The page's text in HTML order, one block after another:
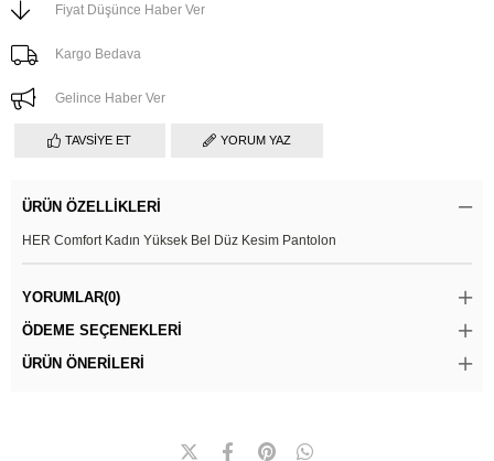
Fiyat Düşünce Haber Ver
Kargo Bedava
Gelince Haber Ver
TAVSIYE ET YORUM YAZ
ÜRÜN ÖZELLIKLERI
HER Comfort Kadın Yüksek Bel Düz Kesim Pantolon
YORUMLAR(0)
ÖDEME SEÇENEKLERI
ÜRÜN ÖNERILERI